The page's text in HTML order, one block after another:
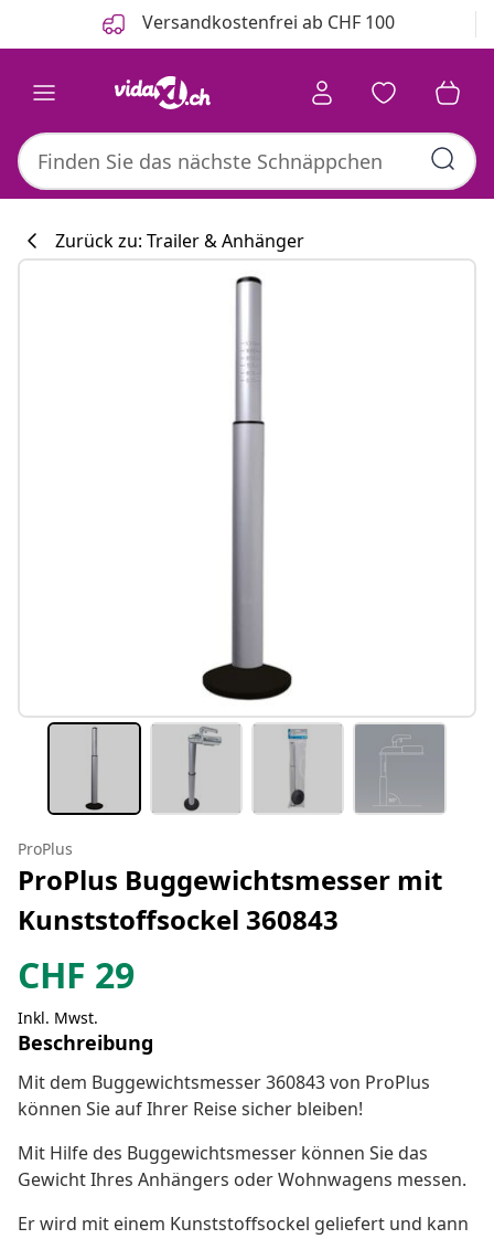
Versandkostenfrei ab CHF 100
Zurück zu: Trailer & Anhänger
ProPlus
ProPlus Buggewichtsmesser mit
Kunststoffsockel 360843
CHF 29
Inkl. Mwst.
Beschreibung
Mit dem Buggewichtsmesser 360843 von ProPlus
können Sie auf Ihrer Reise sicher bleiben!
Mit Hilfe des Buggewichtsmesser können Sie das
Gewicht Ihres Anhängers oder Wohnwagens messen.
Er wird mit einem Kunststoffsockel geliefert und kann